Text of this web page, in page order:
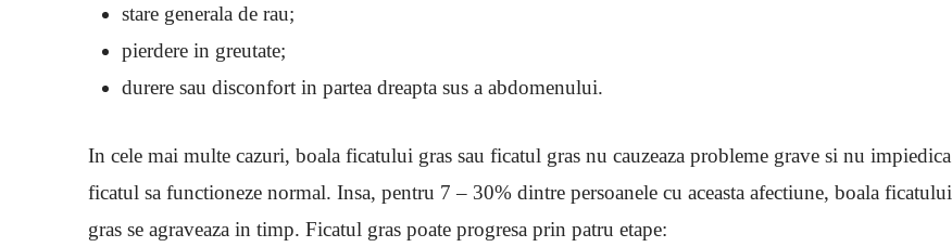
stare generala de rau;
pierdere in greutate;
durere sau disconfort in partea dreapta sus a abdomenului.
In cele mai multe cazuri, boala ficatului gras sau ficatul gras nu cauzeaza probleme grave si nu impiedica
ficatul sa functioneze normal. Insa, pentru 7 – 30% dintre persoanele cu aceasta afectiune, boala ficatului
gras se agraveaza in timp. Ficatul gras poate progresa prin patru etape: